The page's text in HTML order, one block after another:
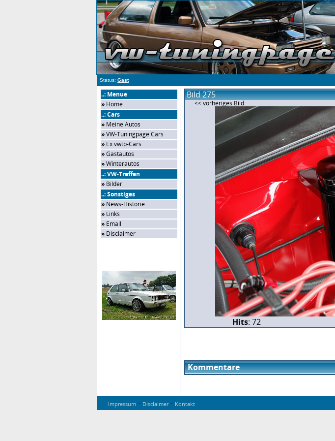
Status: Gast
..: Menue
» Home
..: Cars
» Meine Autos
»VW-Tuningpage Cars
» Ex vwtp-Cars
»Gastautos
»Winterautos
..: VW-Treffen
» Bilder
..: Sonstiges
» News-Historie
» Links
» Email
» Disclaimer
Bild 275
<< vorheriges Bild
Hits: 72
Kommentare
Impressum - Disclaimer- Kontakt